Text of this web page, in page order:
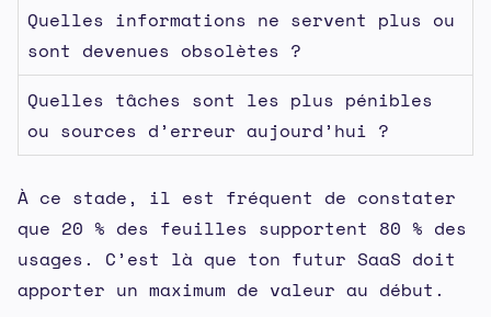
Quelles informations ne servent plus ou
sont devenues obsolètes ?
Quelles tâches sont les plus pénibles
ou sources d’erreur aujourd’hui ?
À ce stade, il est fréquent de constater
que 20 % des feuilles supportent 80 % des
usages. C’est là que ton futur SaaS doit
apporter un maximum de valeur au début.